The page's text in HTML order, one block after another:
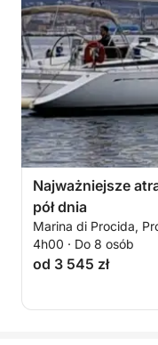
Najważniejsze
pół dnia
Marina di Procida,
4h00 · Do 8 osób
od 3 545 zł